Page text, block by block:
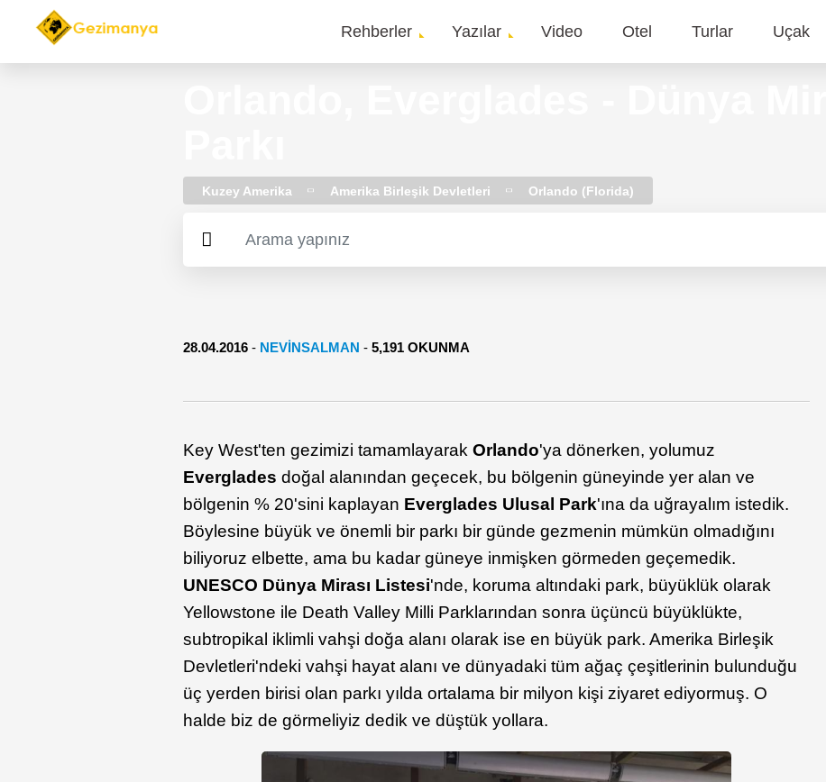
Main
Rehberler Yazılar Video Otel Turlar Uçak
Kuzey Amerika Amerika Birleşik Devletleri Orlando (Florida)
28.04.2016 - NEVINSALMAN -5,191 OKUNMA
Key West'ten gezimizi tamamlayarakOrlando'ya dönerken, yolumuz
Everglades doğal alanından geçecek, bu bölgenin güneyinde yer alan ve
bölgenin % 20'sini kaplayan Everglades Ulusal Park'ına da uğrayalım istedik.
Böylesine büyük ve önemli bir parkı bir günde gezmenin mümkün olmadığını
biliyoruz elbette, ama bu kadar güneye inmişken görmeden geçemedik.
UNESCO Dünya Mirası Listesi'nde, koruma altındaki park, büyüklük olarak
Yellowstone ile Death Valley Milli Parklarından sonra üçüncü büyüklükte,
subtropikal iklimli vahşi doğa alanı olarak ise en büyük park. Amerika Birleşik
Devletleri'ndeki vahşi hayat alanı ve dünyadaki tüm ağaç çeşitlerinin bulunduğu
üç yerden birisi olan parkı yılda ortalama bir milyon kişi ziyaret ediyormuş. O
halde biz de görmeliyiz dedik ve düştük yollara.